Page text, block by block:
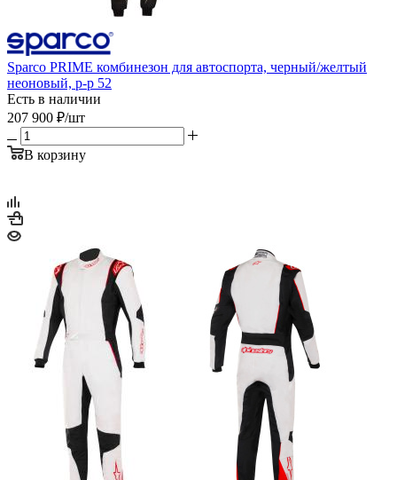
Sparco PRIME комбинезон для автоспорта, черный/желтый
неоновый, р-р 52
Есть в наличии
207 900 ₽/шт
В корзину